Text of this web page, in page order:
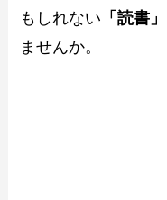
もしれない 「読書」
ませんか。